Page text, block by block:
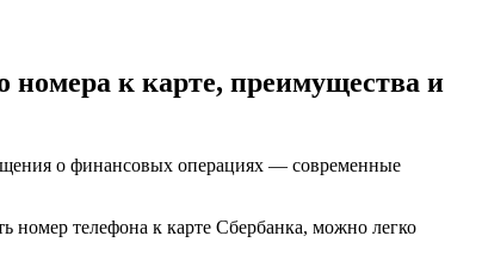
номера к карте, преимущества и
о финансовых операциях — современные
номер телефона к карте Сбербанка, можно легко